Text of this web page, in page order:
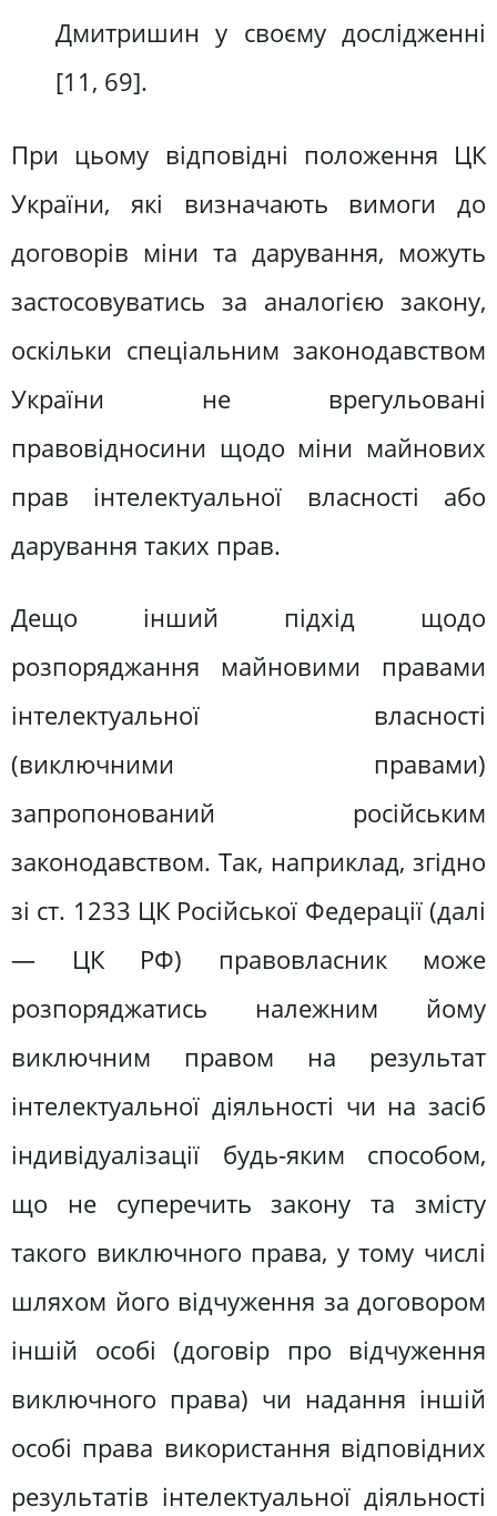
Дмитришин у своєму дослідженні
[11, 69].
При цьому відповідні положення ЦК
України, які визначають вимоги до
договорів міни та дарування, можуть
застосовуватись за аналогією закону,
оскільки спеціальним законодавством
України не врегульовані
правовідносини щодо міни майнових
прав інтелектуальної власності або
дарування таких прав.
Дещо інший підхід щодо
розпоряджання майновими правами
інтелектуальної власності
(виключними правами)
запропонований російським
законодавством. Так, наприклад, згідно
зі ст. 1233 ЦК Російської Федерації (далі
— ЦК РФ) правовласник може
розпоряджатись належним йому
виключним правом на результат
інтелектуальної діяльності чи на засіб
індивідуалізації будь-яким способом,
що не суперечить закону та змісту
такого виключного права, у тому числі
шляхом його відчуження за договором
іншій особі (договір про відчуження
виключного права) чи надання іншій
особі права використання відповідних
результатів інтелектуальної діяльності